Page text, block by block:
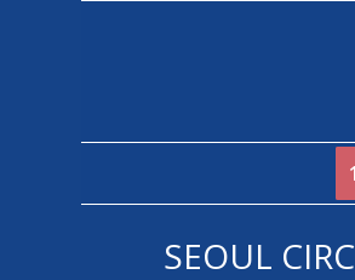
SEOUL